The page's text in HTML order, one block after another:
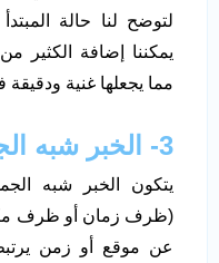
لتوضح لنا حالة
يمكننا إضافة الكثير
مما يجعلها غنية ودقيقة
3- الخبر شبه الجملة
يتكون الخبر شبه
(ظرف زمان أو ظرف
عن موقع أو زمن يرتبط